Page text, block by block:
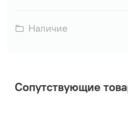
Наличие
Сопутствующие